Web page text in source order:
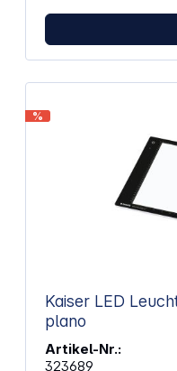
%
Kaiser LED
plano
Artikel-Nr.:
323689